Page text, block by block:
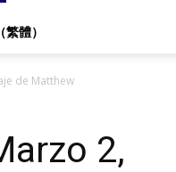
體）
de Matthew
2,